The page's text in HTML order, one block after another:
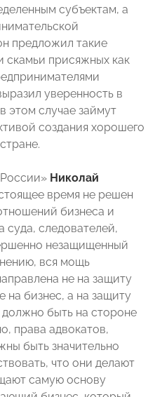
субъектам, а
предложил такие
скамьи присяжных как
уверенность в
этом случае займут
создания хорошего
Николай
время не решен
бизнеса и
суда, следователей,
незащищенный
вся мощь
не на защиту
на бизнес, а на защиту
быть на стороне
права адвокатов,
быть значительно
что они делают
самую основу